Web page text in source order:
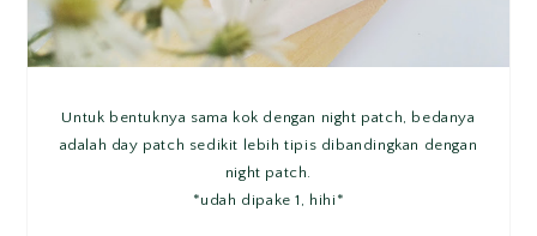
Untuk bentuknya sama kok dengan night patch, bedanya
adalah day patch sedikit lebih tipis dibandingkan dengan
night patch.
*udah dipake 1, hihi*